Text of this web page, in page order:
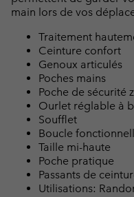
main lors de vos
Traitement
Ceinture confort
Genoux articulés
Poches mains
Poche de sécurité
Ourlet réglable à
Soufflet
Boucle
Taille mi-haute
Poche pratique
Passants de
Utilisations: